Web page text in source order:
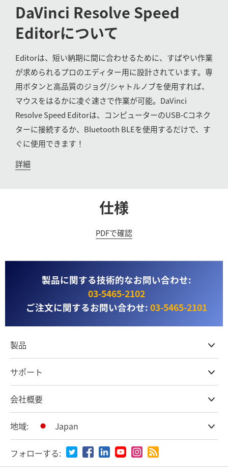
Turkey
UAE
Ukraine
United Kingdom
United States
DaVinci Resolve Speed
Editorについて
Editorは、短い納期に間に合わせるために、すばやい作業
が求められるプロのエディター用に設計されています。専
用ボタンと高品質のジョグ/シャトルノブを使用すれば、
マウスをはるかに凌ぐ速さで作業が可能。DaVinci
Resolve Speed Editorは、コンピューターのUSB-Cコネク
ターに接続するか、Bluetooth BLEを使用するだけで、す
ぐに使用できます！
詳細
仕様
PDFで確認
製品に関する技術的なお問い合わせ:
03‑5465‑2102
ご注文に関するお問い合わせ: 03‑5465‑2101
製品
DaVinci Resolve & Fusionソフトウェア
ネットワークストレージ
ATEMライブプロダクション
収録、キャプチャー、再生
放送用コンバーター
ルーティング＆配信
モニタリング＆テスト用機器
サポート
ストアに関するよくある質問
製品サポートセンター
お問い合わせ
特定商取引法に基づく表記
会社概要
会社概要
パートナー
メディア
地域: Japan
国または地域から選択
フォローする: